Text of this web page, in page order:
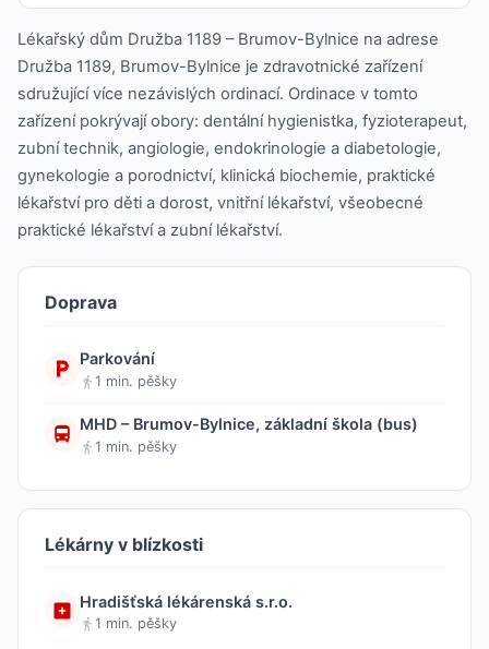
Lékařský dům Družba 1189 – Brumov-Bylnice na adrese
Družba 1189, Brumov-Bylnice je zdravotnické zařízení
sdružující více nezávislých ordinací. Ordinace v tomto
zařízení pokrývají obory: dentální hygienistka, fyzioterapeut,
zubní technik, angiologie, endokrinologie a diabetologie,
gynekologie a porodnictví, klinická biochemie, praktické
lékařství pro děti a dorost, vnitřní lékařství, všeobecné
praktické lékařství a zubní lékařství.
Doprava
Parkování
1 min. pěšky
MHD – Brumov-Bylnice, základní škola (bus)
1 min. pěšky
Lékárny v blízkosti
Hradišťská lékárenská s.r.o.
1 min. pěšky